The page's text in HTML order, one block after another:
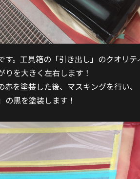
す。工具箱の「引き出し」のクオリテ
りを大きく左右します！
赤を塗装した後、マスキングを行い、
の黒を塗装します！